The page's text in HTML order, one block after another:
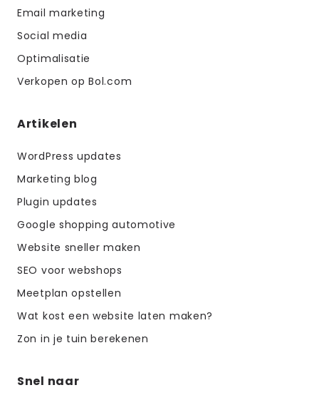
Email marketing
Social media
Optimalisatie
Verkopen op Bol.com
Artikelen
WordPress updates
Marketing blog
Plugin updates
Google shopping automotive
Website sneller maken
SEO voor webshops
Meetplan opstellen
Wat kost een website laten maken?
Zon in je tuin berekenen
Snel naar